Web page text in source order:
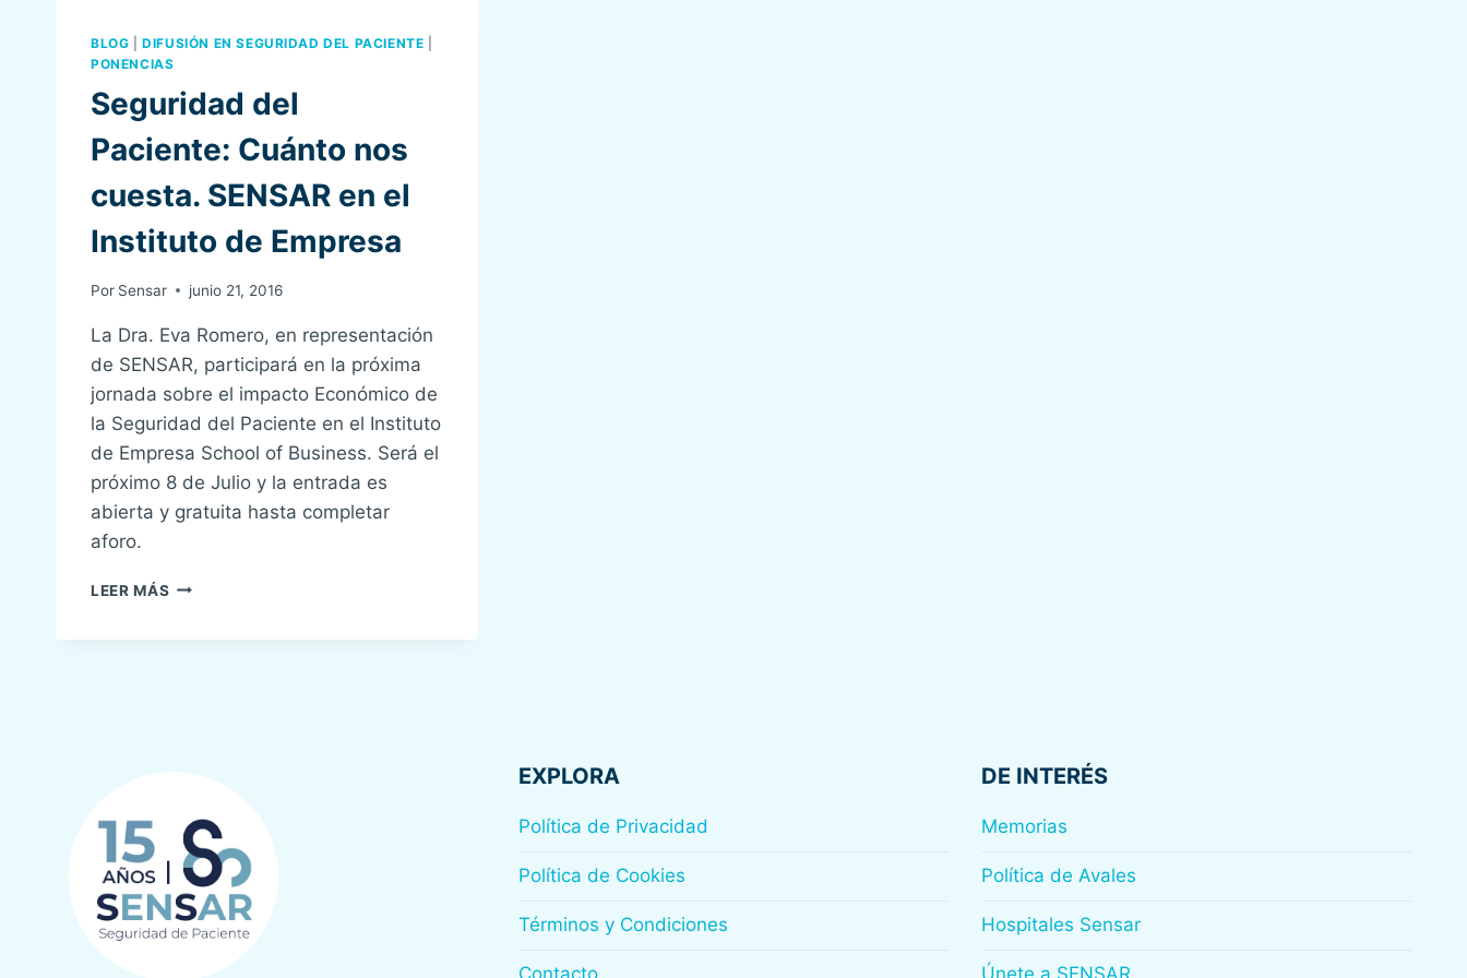
BLOG |DIFUSIÓN EN SEGURIDAD DEL PACIENTE
PONENCIAS
Seguridad del
Paciente: Cuánto nos
cuesta. SENSAR en el
Instituto de Empresa
Por Sensar junio 21, 2016
La Dra. Eva Romero, en representación
de SENSAR, participará en la próxima
jornada sobre el impacto Económico de
la Seguridad del Paciente en el Instituto
de Empresa School of Business. Será el
próximo 8 de Julio y la entrada es
abierta y gratuita hasta completar
aforo.
LEER MÁS SEGURIDAD
EMPRESA
EXPLORA
Política de Privacidad
Política de Cookies
Términos y Condiciones
DE INTERÉS
Memorias
Política de Avales
Hospitales Sensar